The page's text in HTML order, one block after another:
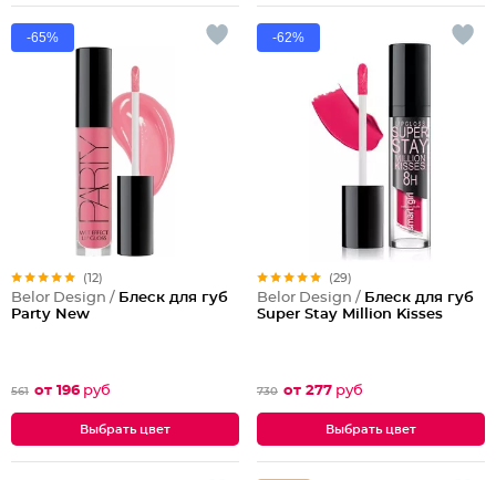
-65%
(12)
Belor Design / Блеск для губ
Party New
561 от 196 руб
Выбрать цвет
-62%
(29)
Belor Design / Блеск для губ
Super Stay Million Kisses
730 от 277 руб
Выбрать цвет